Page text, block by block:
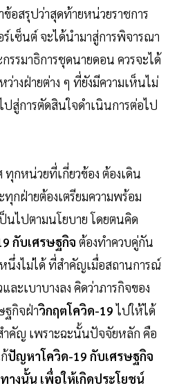
อสรุปว่าสุดท้ายหน่วยราชการ
เซ็นต์ จะได้นำมาสู่การพิจารณา
รมาธิการชุดนายดอน ควรจะได้
ว่างฝ่ายต่าง ๆ ที่ยังมีความเห็นไม่
สู่การตัดสินใจดำเนินการต่อไป
ทุกหน่วยที่เกี่ยวข้อง ต้องเดิน
กฝ่ายต้องเตรียมความพร้อม
นไปตามนโยบาย โดยตนคิด
กับเศรษฐกิจ ต้องทำควบคู่กัน
หนึ่งไม่ได้ ที่สำคัญเมื่อสถานการณ์
ละเบาบางลง คิดว่าภารกิจของ
ฐกิจฝ่าวิกฤตโควิด-19ไปให้ได้
ำคัญ เพราะฉะนั้นปัจจัยหลัก คือ
ปัญหาโควิด-19 กับเศรษฐกิจ
างนั้น เพื่อให้เกิดประโยชน์